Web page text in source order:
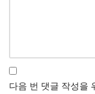
다음 번 댓글 작성을